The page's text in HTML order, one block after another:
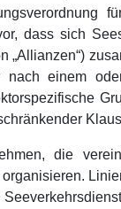
dass sich
„Allianzen“)
nach einem
die